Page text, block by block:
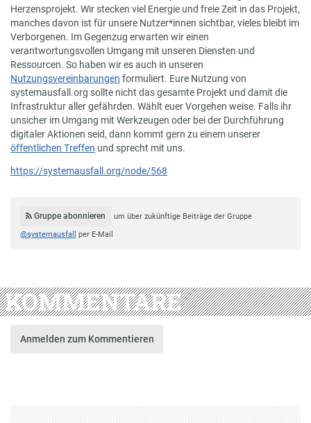
Herzensprojekt. Wir stecken viel Energie und freie Zeit in das Projekt,
manches davon ist für unsere Nutzer*innen sichtbar, vieles bleibt im
Verborgenen. Im Gegenzug erwarten wir einen
verantwortungsvollen Umgang mit unseren Diensten und
Ressourcen. So haben wir es auch in unseren
Nutzungsvereinbarungen formuliert. Eure Nutzung von
systemausfall.org sollte nicht das gesamte Projekt und damit die
Infrastruktur aller gefährden. Wählt euer Vorgehen weise. Falls ihr
unsicher im Umgang mit Werkzeugen oder bei der Durchführung
digitaler Aktionen seid, dann kommt gern zu einem unserer
öffentlichen Treffen und sprecht mit uns.
https://systemausfall.org/node/568
Gruppe abonnieren
um über zukünftige Beiträge der Gruppe
@systemausfall
per E-Mail
KOMMENTARE
Anmelden zum Kommentieren